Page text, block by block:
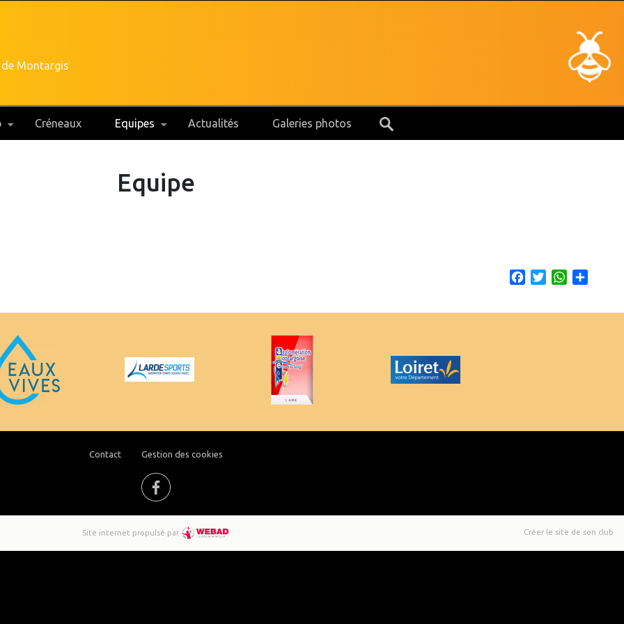
Montargis
Créneaux Equipes Actualités Galeries photos
Equipe
Facebook
TwitterWhatsApp
Contact Gestion des cookies
Site internet propulsé par Créer le site de son club